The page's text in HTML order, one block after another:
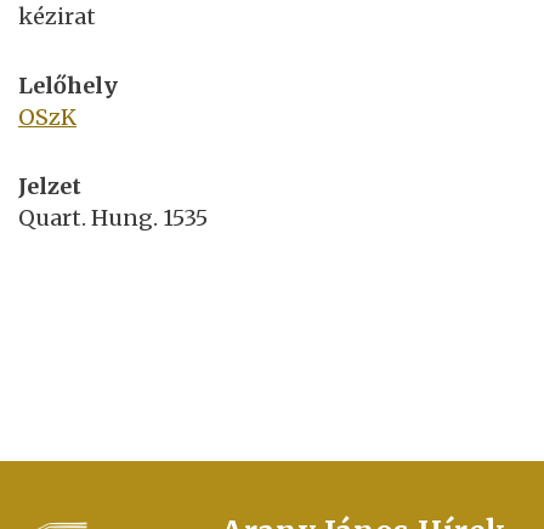
kézirat
Lelőhely
OSzK
Jelzet
Quart. Hung. 1535